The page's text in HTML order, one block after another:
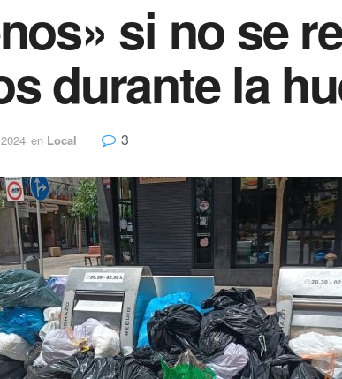
si no se
durante la
en Local 3